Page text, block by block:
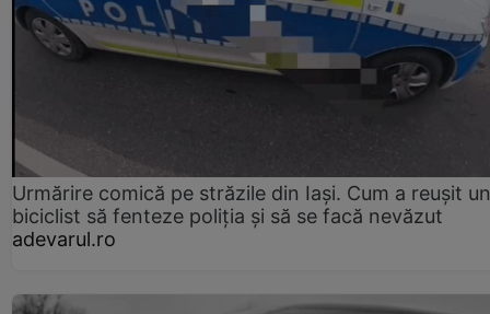
Urmărire comică pe străzile din Iași. Cum a reușit un
biciclist să fenteze poliția și să se facă nevăzut
adevarul.ro